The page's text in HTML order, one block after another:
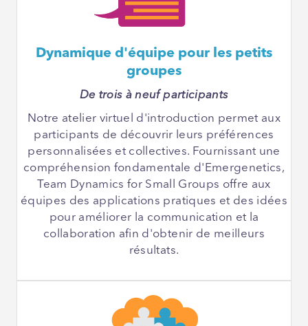
Dynamique d'équipe pour les petits
groupes
De trois à neuf participants
Notre atelier virtuel d'introduction permet aux
participants de découvrir leurs préférences
personnalisées et collectives. Fournissant une
compréhension fondamentale d'Emergenetics,
Team Dynamics for Small Groups offre aux
équipes des applications pratiques et des idées
pour améliorer la communication et la
collaboration afin d'obtenir de meilleurs
résultats.